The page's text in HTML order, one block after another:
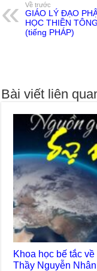
Về trước
GIÁO LÝ ĐẠO
HỌC THIỀN
(tiếng PHÁP)
Bài viết liên
Khoa học bế tắc
Thầy Nguyễn